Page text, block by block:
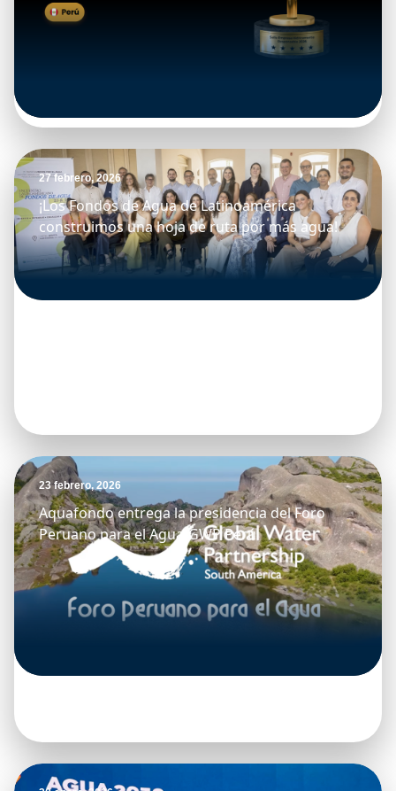
27 febrero, 2026
¡Los Fondos de Agua de Latinoamérica
construimos una hoja de ruta por más agua!
23 febrero, 2026
Aquafondo entrega la presidencia del Foro
Peruano para el Agua-GWP Perú